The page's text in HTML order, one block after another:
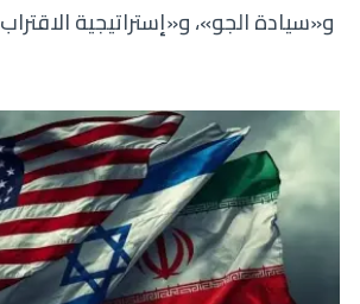
و«سيادة الجو»، و«إستراتيجية الاقتراب